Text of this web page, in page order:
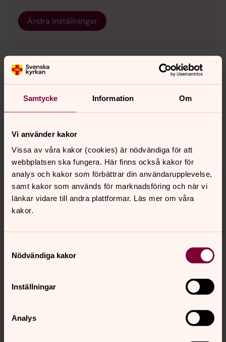
Samtycke Information Om
Vi använder kakor
Vissa av våra kakor (cookies) är nödvändiga för att
webbplatsen ska fungera. Här finns också kakor för
analys och kakor som förbättrar din användarupplevelse,
samt kakor som används för marknadsföring och när vi
länkar vidare till andra plattformar. Läs mer om våra
kakor.
Nödvändiga kakor
Inställningar
Analys
Ändra inställningar
Synpunkter eller frågor på sidans
innehåll?
sodra.tjusts.pastorat@svenskakyrkan.se
Dela
Tillbaka till toppen
Tillbaka till innehållet
Kontakt